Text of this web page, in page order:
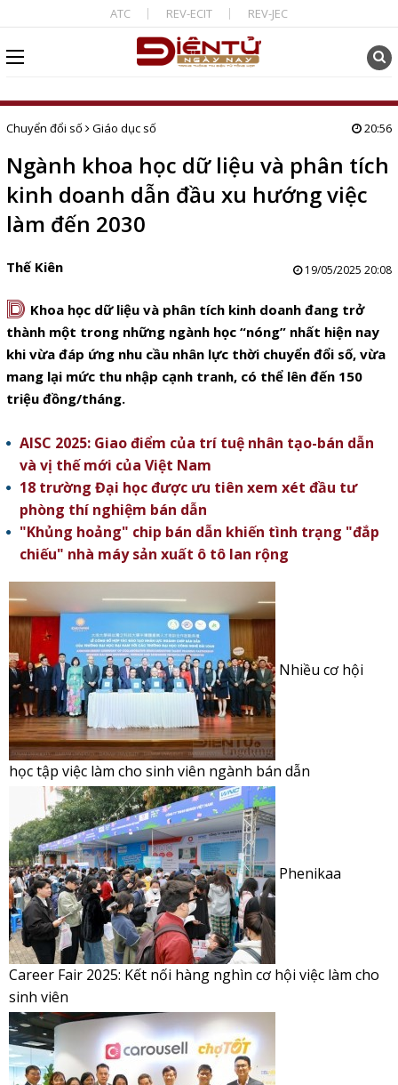
ATC REV-ECIT REV-JEC
Chuyển đổi số Giáo dục số 20:56
Ngành khoa học dữ liệu và phân tích
kinh doanh dẫn đầu xu hướng việc
làm đến 2030
Thế Kiên 19/05/2025 20:08
D Khoa học dữ liệu và phân tích kinh doanh đang trở
thành một trong những ngành học “nóng” nhất hiện nay
khi vừa đáp ứng nhu cầu nhân lực thời chuyển đổi số, vừa
mang lại mức thu nhập cạnh tranh, có thể lên đến 150
triệu đồng/tháng.
AISC 2025: Giao điểm của trí tuệ nhân tạo-bán dẫn
và vị thế mới của Việt Nam
18 trường Đại học được ưu tiên xem xét đầu tư
phòng thí nghiệm bán dẫn
"Khủng hoảng" chip bán dẫn khiến tình trạng "đắp
chiếu" nhà máy sản xuất ô tô lan rộng
Nhiều cơ hội
học tập việc làm cho sinh viên ngành bán dẫn
Phenikaa
Career Fair 2025: Kết nối hàng nghìn cơ hội việc làm cho
sinh viên